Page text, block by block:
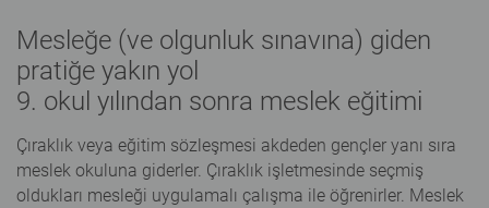
Mesleğe (ve olgunluk sınavına) giden
pratiğe yakın yol
9. okul yılından sonra meslek eğitimi
Çıraklık veya eğitim sözleşmesi akdeden gençler yanı sıra
meslek okuluna giderler. Çıraklık işletmesinde seçmiş
oldukları mesleği uygulamalı çalışma ile öğrenirler. Meslek